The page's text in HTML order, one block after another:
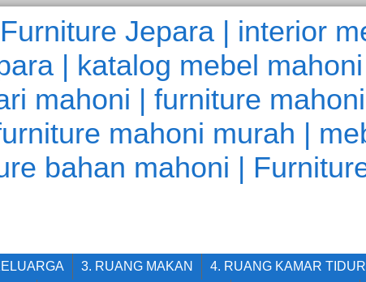
3. RUANG MAKAN 4. RUANG KAMAR TIDUR